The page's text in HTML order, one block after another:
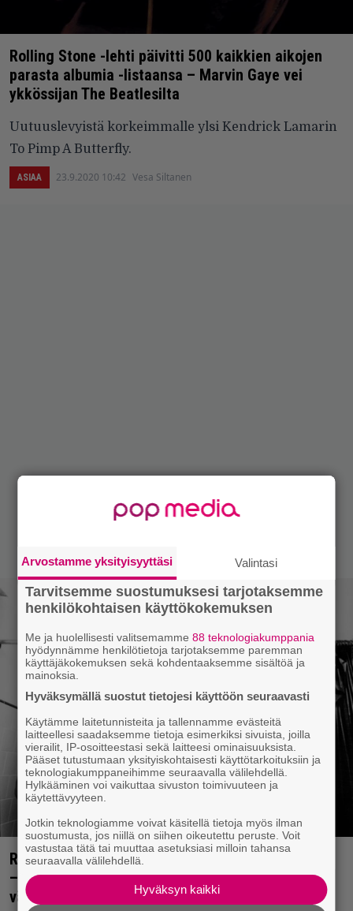
Rolling Stone -lehti päivitti 500 kaikkien aikojen
parasta albumia -listaansa – Marvin Gaye vei
ykkössijan The Beatlesilta
Uutuuslevyistä korkeimmalle ylsi Kendrick Lamarin
To Pimp A Butterfly.
ASIAA 23.9.2020 10:42 Vesa Siltanen
Rolling Stone listasi 90-luvun 100 parasta albumia
– mukana roppakaupalla tuttuja nimiä sekä
vähemmän yllättävä ykkösvalinta
Arvostamme yksityisyyttäsi Valintasi
Tarvitsemme suostumuksesi tarjotaksemme
henkilökohtaisen käyttökokemuksen
Me ja huolellisesti valitsemamme88 teknologiakumppania
hyödynnämme henkilötietoja tarjotaksemme paremman
käyttäjäkokemuksen sekä kohdentaaksemme sisältöä ja
mainoksia.
Hyväksymällä suostut tietojesi käyttöön seuraavasti
Käytämme laitetunnisteita ja tallennamme evästeitä
laitteellesi saadaksemme tietoja esimerkiksi sivuista, joilla
vierailit, IP-osoitteestasi sekä laitteesi ominaisuuksista.
Pääset tutustumaan yksityiskohtaisesti käyttötarkoituksiin ja
teknologiakumppaneihimme seuraavalla välilehdellä.
Hylkääminen voi vaikuttaa sivuston toimivuuteen ja
käytettävyyteen.
Jotkin teknologiamme voivat käsitellä tietoja myös ilman
suostumusta, jos niillä on siihen oikeutettu peruste. Voit
vastustaa tätä tai muuttaa asetuksiasi milloin tahansa
seuraavalla välilehdellä.
Hyväksyn kaikki